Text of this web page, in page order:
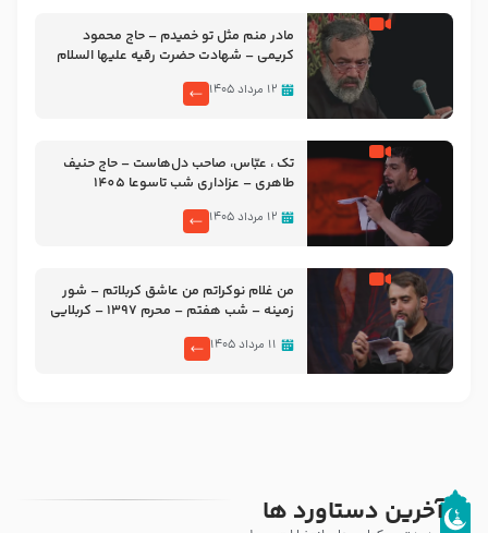
مادر منم مثل تو خمیدم – حاج محمود
کریمی – شهادت حضرت رقیه علیها السلام
۱۲ مرداد ۱۴۰۵
تک ، عبّاس، صاحب دل‌هاست – حاج حنیف
طاهری – عزاداری شب تاسوعا 1405
۱۲ مرداد ۱۴۰۵
من غلام نوکراتم من عاشق کربلاتم – شور
زمینه – شب هفتم – محرم 1397 – کربلایی
۱۱ مرداد ۱۴۰۵
آخرین دستاورد ها